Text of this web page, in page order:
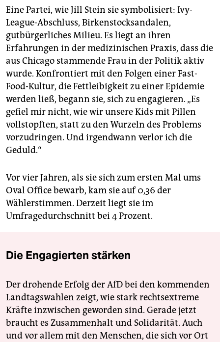
Eine Partei, wie Jill Stein sie symbolisiert: Ivy-
League-Abschluss, Birkenstocksandalen,
gutbürgerliches Milieu. Es liegt an ihren
Erfahrungen in der medizinischen Praxis, dass die
aus Chicago stammende Frau in der Politik aktiv
wurde. Konfrontiert mit den Folgen einer Fast-
Food-Kultur, die Fettleibigkeit zu einer Epidemie
werden ließ, begann sie, sich zu engagieren. „Es
gefiel mir nicht, wie wir unsere Kids mit Pillen
vollstopften, statt zu den Wurzeln des Problems
vorzudringen. Und irgendwann verlor ich die
Geduld.“
Vor vier Jahren, als sie sich zum ersten Mal ums
Oval Office bewarb, kam sie auf 0,36 der
Wählerstimmen. Derzeit liegt sie im
Umfragedurchschnitt bei 4 Prozent.
Die Engagierten stärken
Der drohende Erfolg der AfD bei den kommenden
Landtagswahlen zeigt, wie stark rechtsextreme
Kräfte inzwischen geworden sind. Gerade jetzt
braucht es Zusammenhalt und Solidarität. Auch
und vor allem mit den Menschen, die sich vor Ort